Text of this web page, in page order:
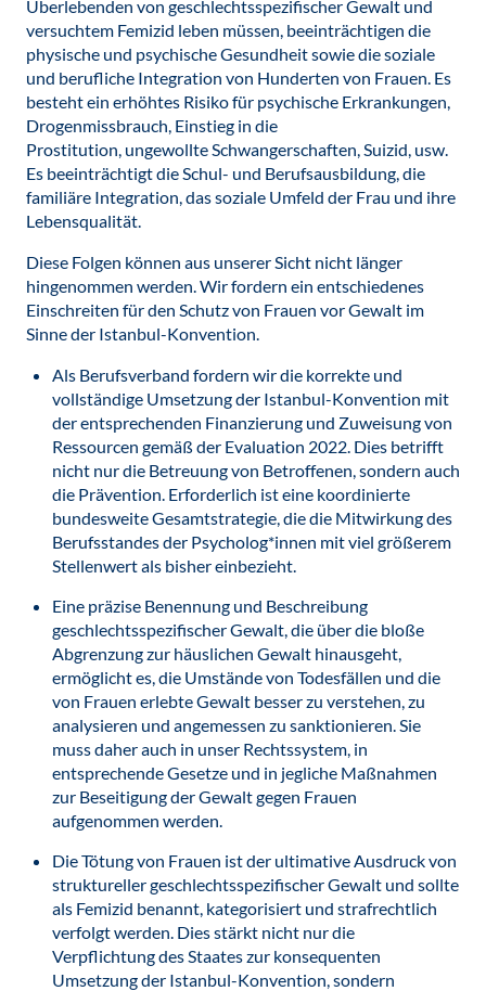
Überlebenden von geschlechtsspezifischer Gewalt und
versuchtem Femizid leben müssen, beeinträchtigen die
physische und psychische Gesundheit sowie die soziale
und berufliche Integration von Hunderten von Frauen. Es
besteht ein erhöhtes Risiko für psychische Erkrankungen,
Drogenmissbrauch, Einstieg in die
Prostitution, ungewollte Schwangerschaften, Suizid, usw.
Es beeinträchtigt die Schul- und Berufsausbildung, die
familiäre Integration, das soziale Umfeld der Frau und ihre
Lebensqualität.
Diese Folgen können aus unserer Sicht nicht länger
hingenommen werden. Wir fordern ein entschiedenes
Einschreiten für den Schutz von Frauen vor Gewalt im
Sinne der Istanbul-Konvention.
Als Berufsverband fordern wir die korrekte und
vollständige Umsetzung der Istanbul-Konvention mit
der entsprechenden Finanzierung und Zuweisung von
Ressourcen gemäß der Evaluation 2022. Dies betrifft
nicht nur die Betreuung von Betroffenen, sondern auch
die Prävention. Erforderlich ist eine koordinierte
bundesweite Gesamtstrategie, die die Mitwirkung des
Berufsstandes der Psycholog*innen mit viel größerem
Stellenwert als bisher einbezieht.
Eine präzise Benennung und Beschreibung
geschlechtsspezifischer Gewalt, die über die bloße
Abgrenzung zur häuslichen Gewalt hinausgeht,
ermöglicht es, die Umstände von Todesfällen und die
von Frauen erlebte Gewalt besser zu verstehen, zu
analysieren und angemessen zu sanktionieren. Sie
muss daher auch in unser Rechtssystem, in
entsprechende Gesetze und in jegliche Maßnahmen
zur Beseitigung der Gewalt gegen Frauen
aufgenommen werden.
Die Tötung von Frauen ist der ultimative Ausdruck von
struktureller geschlechtsspezifischer Gewalt und sollte
als Femizid benannt, kategorisiert und strafrechtlich
verfolgt werden. Dies stärkt nicht nur die
Verpflichtung des Staates zur konsequenten
Umsetzung der Istanbul-Konvention, sondern